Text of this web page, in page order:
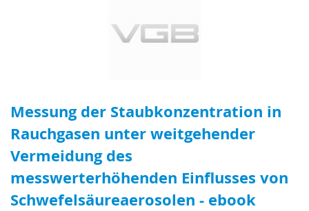
Messung der Staubkonzentration in
Rauchgasen unter weitgehender
Vermeidung des
messwerterhöhenden Einflusses von
Schwefelsäureaerosolen - ebook